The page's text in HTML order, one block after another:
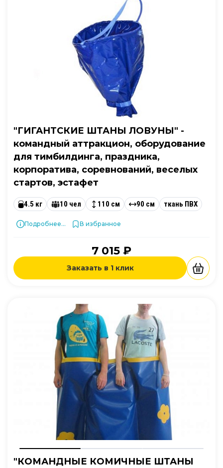
"ГИГАНТСКИЕ ШТАНЫ ЛОВУНЫ" -
командный аттракцион, оборудование
для тимбилдинга, праздника,
корпоратива, соревнований, веселых
стартов, эстафет
4.5 кг 10 чел 110 см 90 см ткань ПВХ
Подробнее... В избранное
7 015 ₽
Заказать в 1 клик
"КОМАНДНЫЕ КОМИЧНЫЕ ШТАНЫ